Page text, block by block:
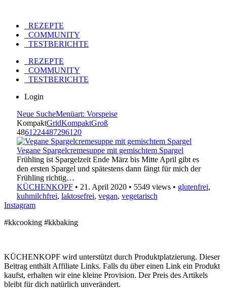
REZEPTE
COMMUNITY
TESTBERICHTE
REZEPTE
COMMUNITY
TESTBERICHTE
Login
Neue SucheMenüart: Vorspeise
KompaktGridKompaktGroß
4861224487296120
Vegane Spargelcremesuppe mit gemischtem Spargel
Frühling ist Spargelzeit Ende März bis Mitte April gibt es
den ersten Spargel und spätestens dann fängt für mich der
Frühling richtig…
KÜCHENKOPF • 21. April 2020 • 5549 views • glutenfrei,
kuhmilchfrei, laktosefrei, vegan, vegetarisch
Instagram
#kkcooking #kkbaking
KÜCHENKOPF wird unterstützt durch Produktplatzierung. Dieser
Beitrag enthält Affiliate Links. Falls du über einen Link ein Produkt
kaufst, erhalten wir eine kleine Provision. Der Preis des Artikels
bleibt für dich natürlich unverändert.